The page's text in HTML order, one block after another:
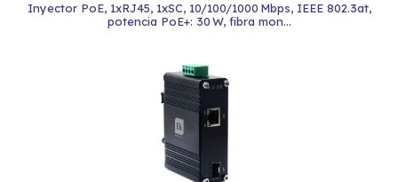
Inyector PoE, 1xRJ45, 1xSC, 10/100/1000 Mbps, IEEE 802.3at,
potencia PoE+: 30 W, fibra mon...